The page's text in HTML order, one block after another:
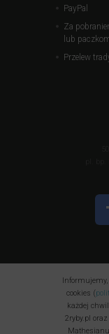
PayPal
Za
lub
Przelew
cookies (
każdej
2ryby.pl